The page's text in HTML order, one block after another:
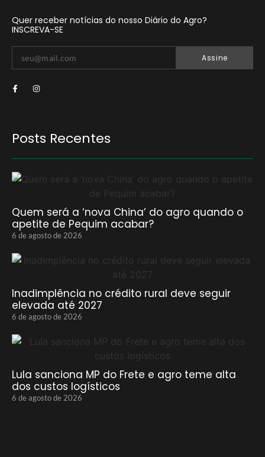
Quer receber notícias do nosso Diário do Agro?
INSCREVA-SE
Assine
Posts Recentes
Quem será a ‘nova China’ do agro quando o
apetite de Pequim acabar?
6 de agosto de 2026
Inadimplência no crédito rural deve seguir
elevada até 2027
6 de agosto de 2026
Lula sanciona MP do Frete e agro teme alta
dos custos logísticos
6 de agosto de 2026